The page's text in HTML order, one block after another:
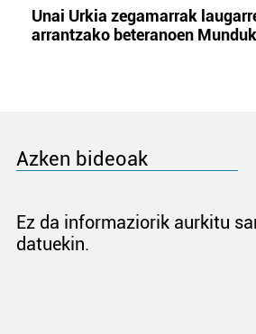
Unai Urkia zegamarrak
arrantzako beteranoen
Azken bideoak
Ez da informaziorik aurkitu
datuekin.